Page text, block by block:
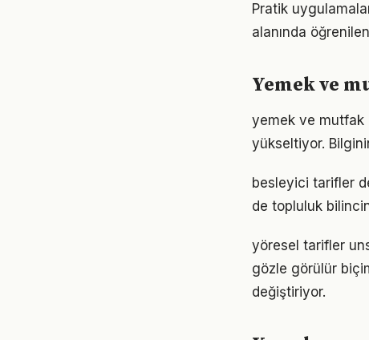
Pratik
alanında
Yemek ve
yemek ve mutfak
yükseltiyor.
besleyici tarifler
de topluluk
yöresel tarifler
gözle görülür
değiştiriyor.